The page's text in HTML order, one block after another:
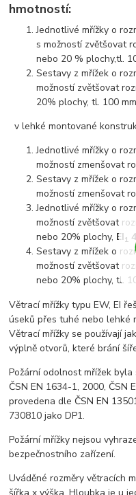
hmotností:
Jednotlivé mřížky o
s možností zvětšovat
nebo 20 % plochy,tl.
Sestavy z mřížek o
možností zvětšovat
20% plochy, tl. 100 mm
v lehké montované
Jednotlivé mřížky o
možností zmenšovat
Sestavy z mřížek o
možností zmenšovat
Jednotlivé mřížky o
možností zvětšovat
nebo 20% plochy, EI1
Sestavy z mřížek o
možností zvětšovat
nebo 20% plochy, tl.
Větrací mřížky typu EW, EI
úseků přes tuhé nebo lehké
Větrací mřížky se používají
výplně otvorů, které brání
Požární odolnost mřížek
ČSN EN 1634-1, 2000, ČSN
provedena dle ČSN EN
730810 jako DP1.
Požární mřížky nejsou
bezpečnostního zařízení.
Uváděné rozměry větracích